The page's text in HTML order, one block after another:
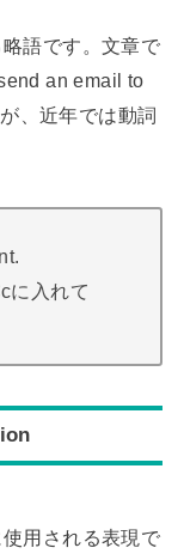
語です。文章で
an email to
、近年では動詞
に入れて
用される表現で